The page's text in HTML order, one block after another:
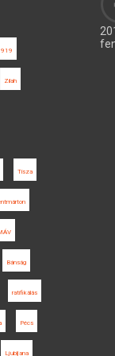
Zilah
Tisza
Bánság
ratifikálás
Pécs
Ljubljana